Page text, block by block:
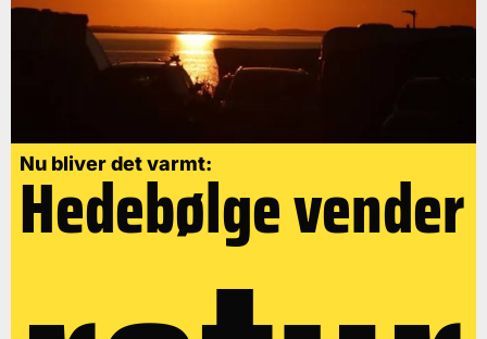
Nu bliver det varmt:
Hedebølge vender